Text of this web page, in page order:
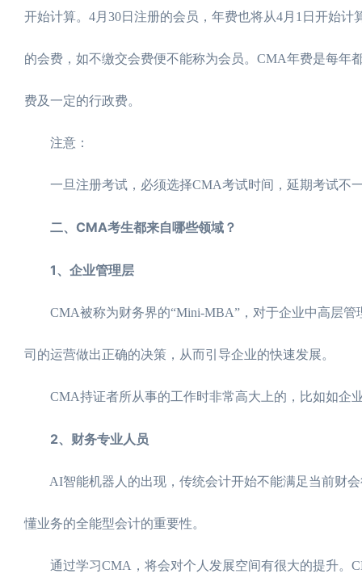
开始计算。4月30日注册的会员，年费也将从4月1日开始
的会费，如不缴交会费便不能称为会员。CMA年费是每年
费及一定的行政费。
注意：
一旦注册考试，必须选择CMA考试时间，延期考试不
二、CMA考生都来自哪些领域？
1、企业管理层
CMA被称为财务界的“Mini-MBA”，对于企业中高层管
司的运营做出正确的决策，从而引导企业的快速发展。
CMA持证者所从事的工作时非常高大上的，比如如企
2、财务专业人员
AI智能机器人的出现，传统会计开始不能满足当前财会
懂业务的全能型会计的重要性。
通过学习CMA，将会对个人发展空间有很大的提升。